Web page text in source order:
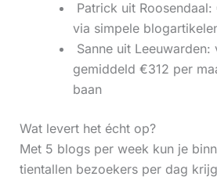
Patrick uit
via simpele
Sanne uit
gemiddeld €312 per
baan
Wat levert het écht op?
Met 5 blogs per week kun je
tientallen bezoekers per dag